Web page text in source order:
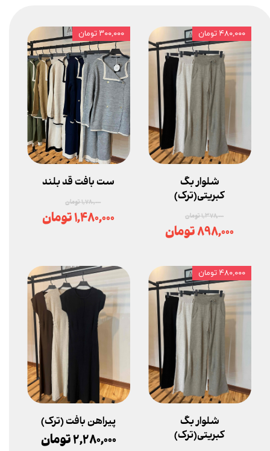
شلوار بگ
کبریتی(ترک)
۱,۳۷۸,۰۰۰ تومان
۸۹۸,۰۰۰ تومان
۴۸۰,۰۰۰ تومان
ست بافت قد بلند
۱,۷۸۰,۰۰۰ تومان
۱,۴۸۰,۰۰۰ تومان
۳۰۰,۰۰۰ تومان
شلوار بگ
کبریتی(ترک)
۴۸۰,۰۰۰ تومان
پیراهن بافت (ترک)
۲,۲۸۰,۰۰۰ تومان